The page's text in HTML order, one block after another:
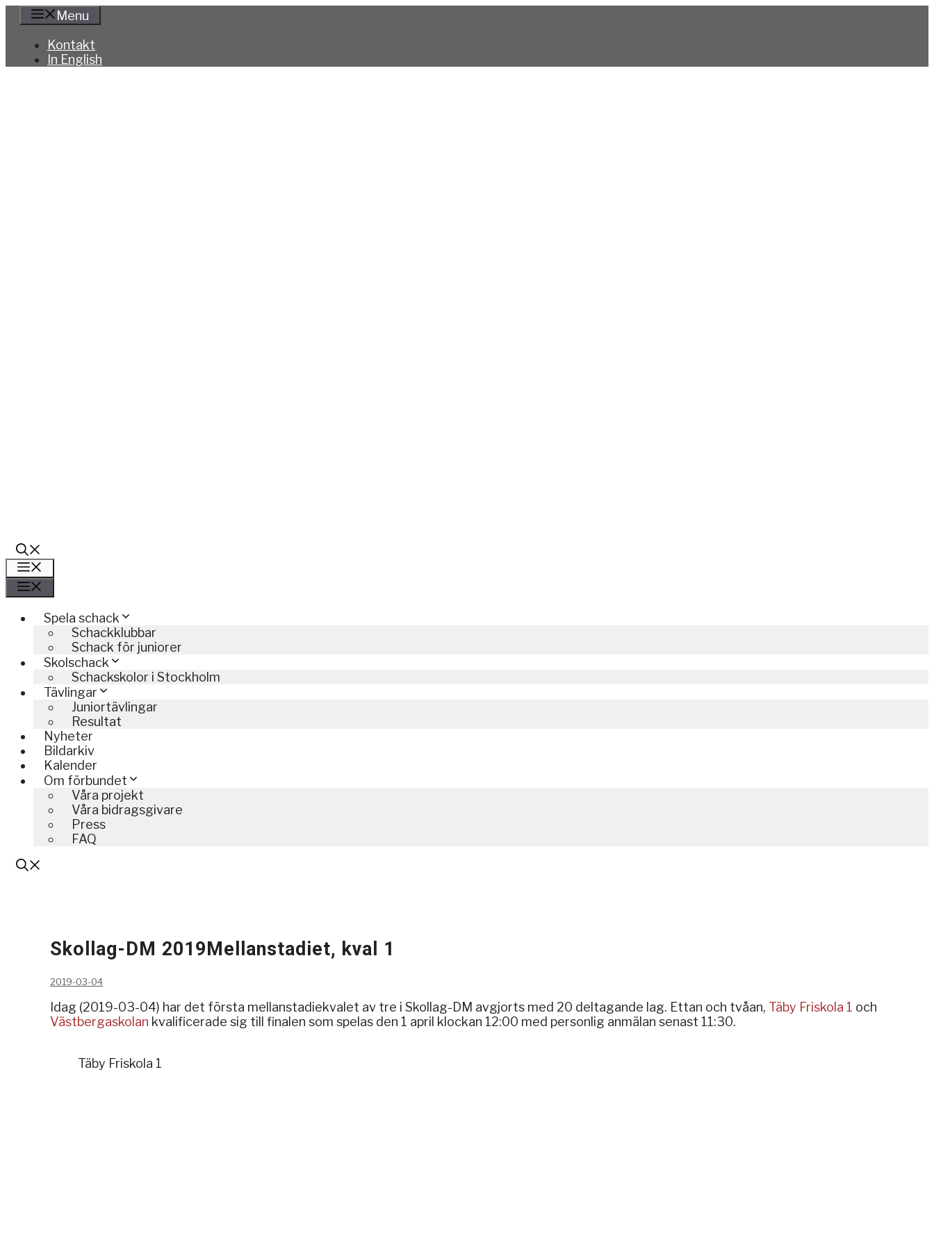
Hoppa
innehåll
Menu
Kontakt
In English
Spela schack
Schackklubbar
Schack för juniorer
Skolschack
Schackskolor i Stockholm
Tävlingar
Juniortävlingar
Resultat
Nyheter
Bildarkiv
Kalender
Om förbundet
Våra projekt
Våra bidragsgivare
Press
FAQ
Skollag-DM 2019Mellanstadiet, kval 1
2019-03-04
Idag (2019-03-04) har det första mellanstadiekvalet av tre i Skollag-DM avgjorts med 20 deltagande lag. Ettan och tvåan, Täby Friskola 1 och
Västbergaskolan kvalificerade sig till finalen som spelas den 1 april klockan 12:00 med personlig anmälan senast 11:30.
Täby Friskola 1